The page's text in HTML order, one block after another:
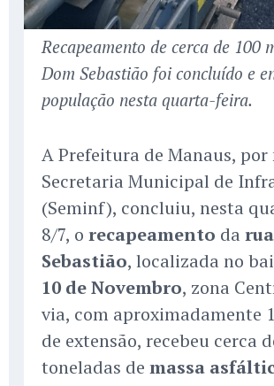
Recapeamento de cerca de 100
Dom Sebastião foi concluído e
população nesta quarta-feira.
A Prefeitura de Manaus, por
Secretaria Municipal de
(Seminf), concluiu, nesta
8/7, o recapeamento da
Sebastião, localizada no
10 de Novembro, zona
via, com aproximadamente
de extensão, recebeu cerca
toneladas de massa